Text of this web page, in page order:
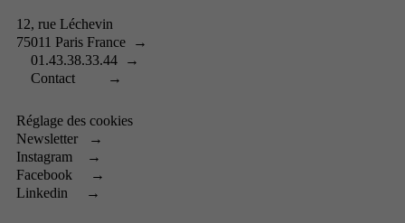
12, rue Léchevin
75011 Paris France →
01.43.38.33.44 →
Contact →
Réglage des cookies
Newsletter →
Instagram →
Facebook →
Linkedin →